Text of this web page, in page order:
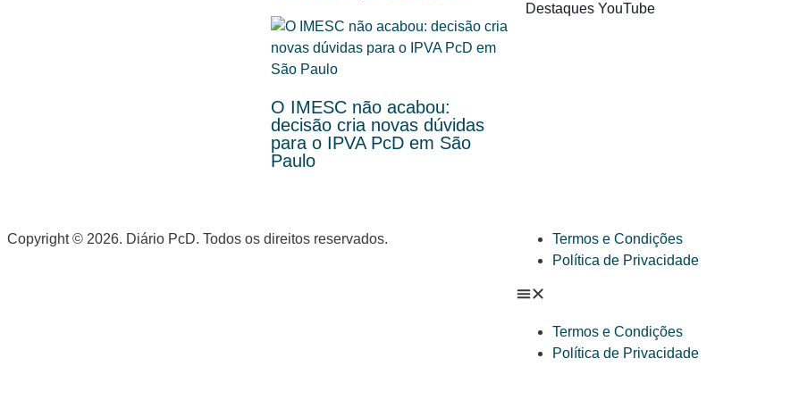
O IMESC não acabou:
decisão cria novas dúvidas
para o IPVA PcD em São
Paulo
Destaques YouTube
Copyright © 2026. Diário PcD. Todos os direitos reservados.
Termos e Condições
Política de Privacidade
Termos e Condições
Política de Privacidade